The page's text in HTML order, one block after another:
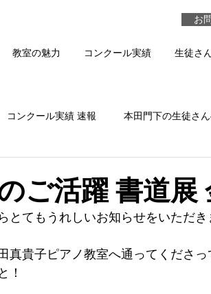
お
教室の魅力 コンクール実績 生徒さ
コンクール実績 速報 本田門下の生徒さ
ご活躍 書道展
とてもうれしいお知らせをいただき
真貴子ピアノ教室へ通ってくださ
！